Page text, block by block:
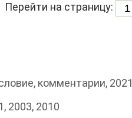
Перейти на страницу:
комментарии, 2021
2003, 2010